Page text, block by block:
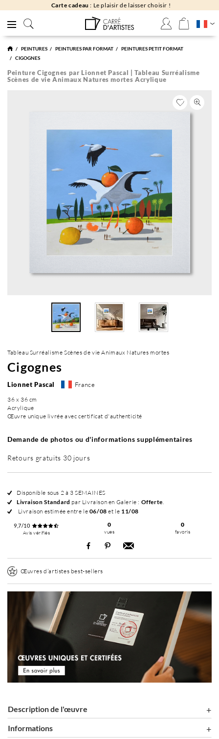
Carte cadeau: Le plaisir de laisser choisir !
PEINTURES PEINTURES PAR FORMAT
PEINTURES PETIT FORMAT
CIGOGNES
Peinture Cigognes par Lionnet Pascal | Tableau Surréalisme
Scènes de vie Animaux Natures mortes Acrylique
Tableau Surréalisme Scènes de vie Animaux Natures mortes
Cigognes
Lionnet Pascal France
36 x 36 cm
Acrylique
Œuvre unique livrée avec certificat d'authenticité
Demande de photos ou d'informations supplémentaires
Retours gratuits 30 jours
Disponible sous 2 à 3 SEMAINES
Livraison Standard par Livraison en Galerie : Offerte.
Livraison estimée entre le 06/08 et le 11/08
9,7/10
Avis vérifiés
0
vues
0
favoris
Œuvres d’artistes best-sellers
Description de l'œuvre
Informations